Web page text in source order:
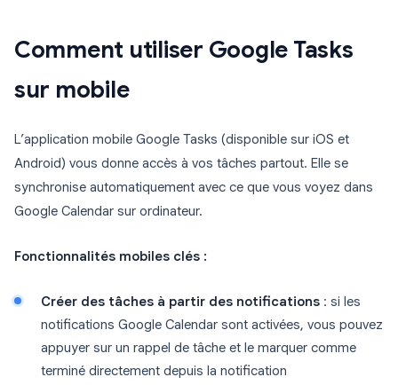
Comment utiliser Google Tasks
sur mobile
L’application mobile Google Tasks (disponible sur iOS et
Android) vous donne accès à vos tâches partout. Elle se
synchronise automatiquement avec ce que vous voyez dans
Google Calendar sur ordinateur.
Fonctionnalités mobiles clés :
Créer des tâches à partir des notifications : si les
notifications Google Calendar sont activées, vous pouvez
appuyer sur un rappel de tâche et le marquer comme
terminé directement depuis la notification